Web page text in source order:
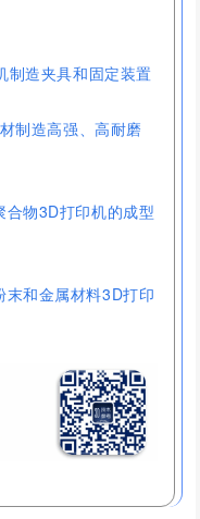
制造夹具和固定装置
制造高强、高耐磨
合物3D打印机的成型
末和金属材料3D打印